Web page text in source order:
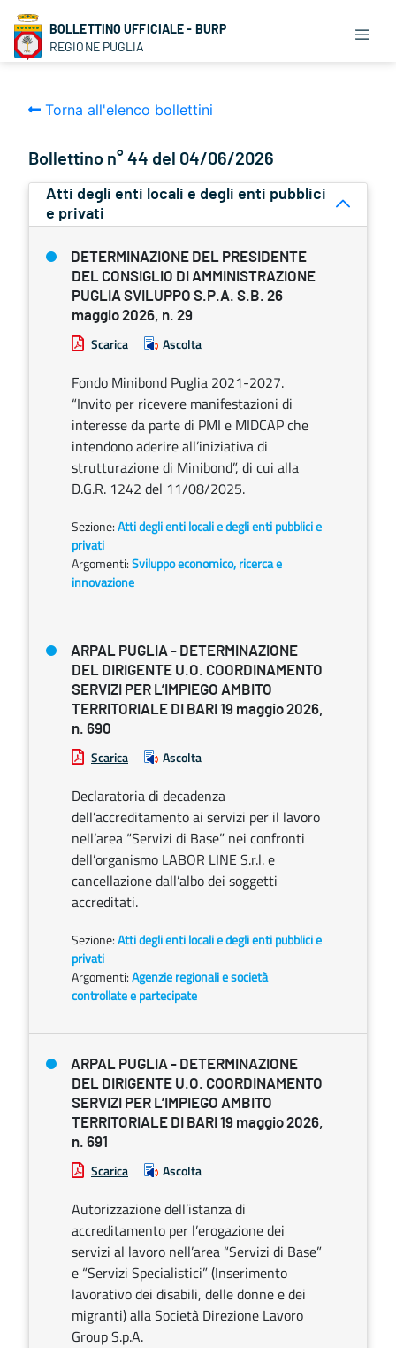
BOLLETTINO UFFICIALE - BURP
REGIONE PUGLIA
Torna all'elenco bollettini
Bollettino n° 44 del 04/06/2026
Atti degli enti locali e degli enti pubblici
e privati
DETERMINAZIONE DEL PRESIDENTE
DEL CONSIGLIO DI AMMINISTRAZIONE
PUGLIA SVILUPPO S.P.A. S.B. 26
maggio 2026, n. 29
Scarica Ascolta
Fondo Minibond Puglia 2021-2027.
“Invito per ricevere manifestazioni di
interesse da parte di PMI e MIDCAP che
intendono aderire all’iniziativa di
strutturazione di Minibond”, di cui alla
D.G.R. 1242 del 11/08/2025.
Sezione:Atti degli enti locali e degli enti pubblici e
privati
Argomenti:Sviluppo economico, ricerca e
innovazione
ARPAL PUGLIA - DETERMINAZIONE
DEL DIRIGENTE U.O. COORDINAMENTO
SERVIZI PER L’IMPIEGO AMBITO
TERRITORIALE DI BARI 19 maggio 2026,
n. 690
Scarica Ascolta
Declaratoria di decadenza
dell’accreditamento ai servizi per il lavoro
nell’area “Servizi di Base” nei confronti
dell’organismo LABOR LINE S.r.l. e
cancellazione dall’albo dei soggetti
accreditati.
Sezione:Atti degli enti locali e degli enti pubblici e
privati
Argomenti:Agenzie regionali e società
controllate e partecipate
ARPAL PUGLIA - DETERMINAZIONE
DEL DIRIGENTE U.O. COORDINAMENTO
SERVIZI PER L’IMPIEGO AMBITO
TERRITORIALE DI BARI 19 maggio 2026,
n. 691
Scarica Ascolta
Autorizzazione dell’istanza di
accreditamento per l’erogazione dei
servizi al lavoro nell’area “Servizi di Base”
e “Servizi Specialistici” (Inserimento
lavorativo dei disabili, delle donne e dei
migranti) alla Società Direzione Lavoro
Group S.p.A.